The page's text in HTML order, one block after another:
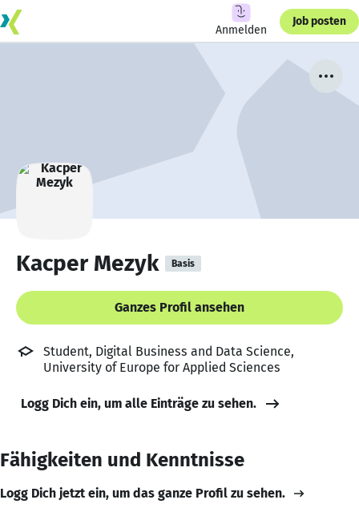
Anmelden
Job posten
Kacper Mezyk Basis
Ganzes Profil ansehen
Student, Digital Business and Data Science,
University of Europe for Applied Sciences
Logg Dich ein, um alle Einträge zu sehen.
Fähigkeiten und Kenntnisse
Logg Dich jetzt ein, um das ganze Profil zu sehen.